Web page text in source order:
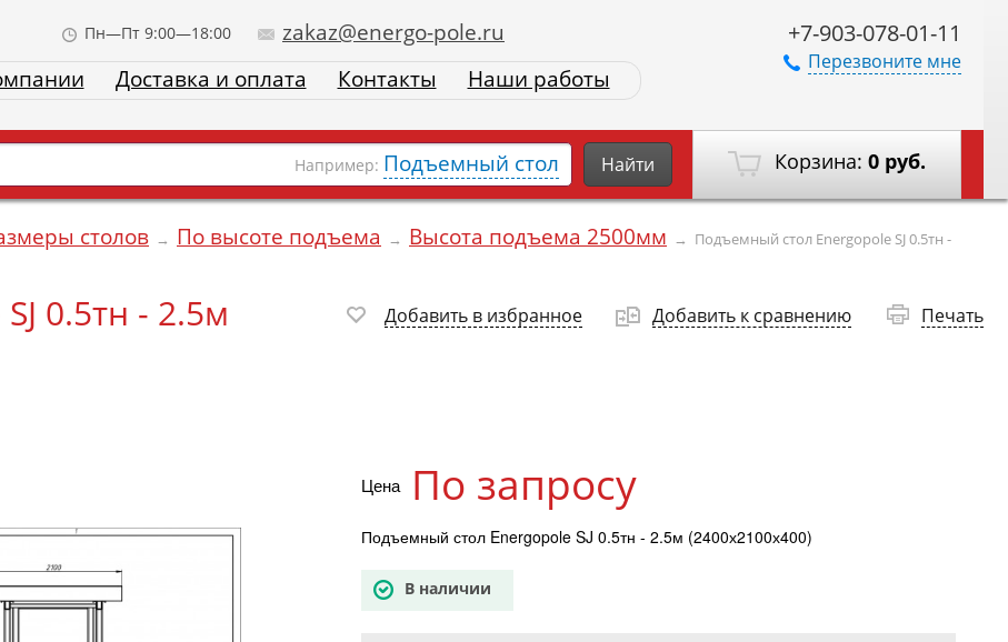
+7-903-078-01-11
Перезвоните мне
Пн—Пт 9:00—18:00
zakaz@energo-pole.ru
Доставка и оплата Контакты Наши работы
Корзина: 0 руб.
Например: Подъемный стол Найти
столов → По высоте подъема → Высота подъема 2500мм → Подъемный стол Energopole SJ 0.5тн -
0.5тн - 2.5м
Добавить в избранное Добавить к сравнению Печать
Цена По запросу
Подъемный стол Energopole SJ 0.5тн - 2.5м (2400х2100х400)
В наличии